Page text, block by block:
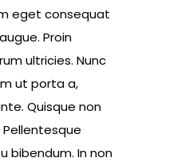
eget consequat
Proin
ultricies. Nunc
ut porta a,
Quisque non
bibendum. In non